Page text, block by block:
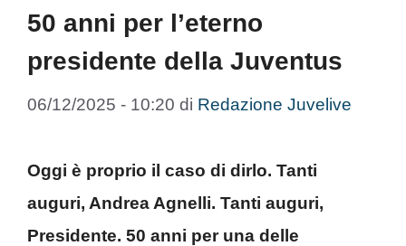
50 anni per l’eterno
presidente della Juventus
06/12/2025 - 10:20 di Redazione Juvelive
Oggi è proprio il caso di dirlo. Tanti
auguri, Andrea Agnelli. Tanti auguri,
Presidente. 50 anni per una delle